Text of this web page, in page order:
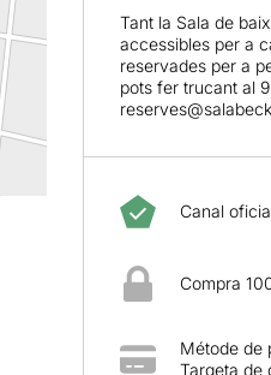
Tant la Sala de
accessibles per a
reservades per a
pots fer trucant al
Canal
Compra
Métode de
Targeta de